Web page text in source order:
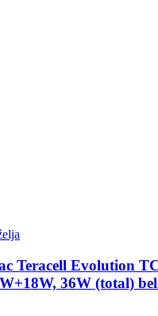
Teracell Evolution
36W (total)